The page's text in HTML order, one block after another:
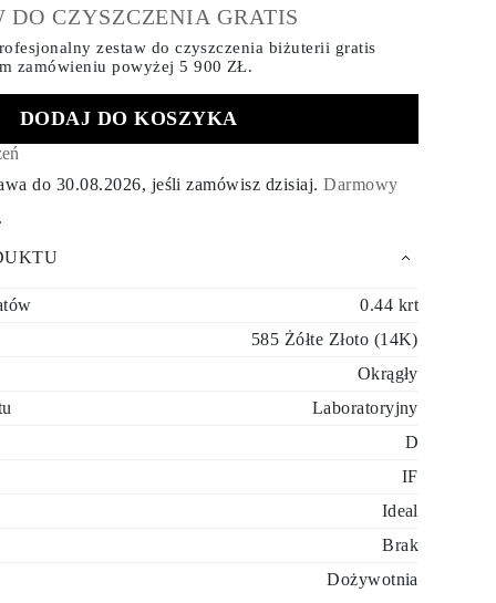
DO CZYSZCZENIA GRATIS
zestaw do czyszczenia biżuterii gratis
zamówieniupowyżej 5 900 ZŁ.
DODAJ DO KOSZYKA
do 30.08.2026, jeśli zamówisz dzisiaj.Darmowy
0.44 krt
585 Żółte Złoto (14K)
Okrągły
Laboratoryjny
D
IF
Ideal
Brak
Dożywotnia